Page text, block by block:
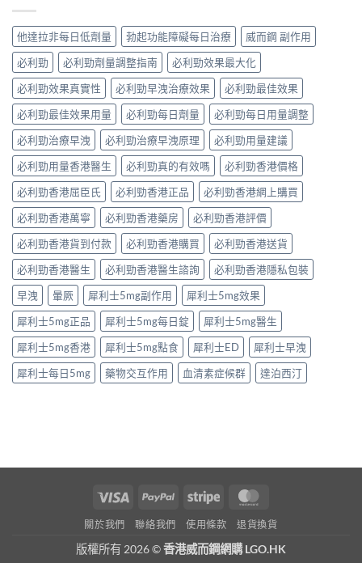
他達拉非每日低劑量 勃起功能障礙每日治療
威而鋼 副作用
必利勁
必利勁劑量調整指南
必利勁效果最大化
必利勁效果真實性
必利勁早洩治療效果
必利勁最佳效果
必利勁最佳效果用量
必利勁每日劑量
必利勁每日用量調整
必利勁治療早洩
必利勁治療早洩原理
必利勁用量建議
必利勁用量香港醫生
必利勁真的有效嗎
必利勁香港價格
必利勁香港屈臣氏
必利勁香港正品
必利勁香港網上購買
必利勁香港萬寧
必利勁香港藥房
必利勁香港評價
必利勁香港貨到付款
必利勁香港購買
必利勁香港送貨
必利勁香港醫生
必利勁香港醫生諮詢
必利勁香港隱私包裝
早洩
暈厥 犀利士5mg副作用
犀利士5mg效果
犀利士5mg正品
犀利士5mg每日錠
犀利士5mg醫生
犀利士5mg香港
犀利士5mg點食 犀利士ED
犀利士早洩
犀利士每日5mg
藥物交互作用 血清素症候群 達泊西汀
Visa PayPal Stripe
關於我們 聯絡我們 使用條款 退貨換貨
版權所有 2026 ©香港威而鋼網購 LGO.HK